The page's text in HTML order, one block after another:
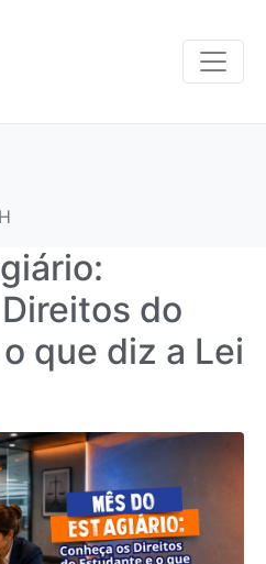
do
que diz a Lei